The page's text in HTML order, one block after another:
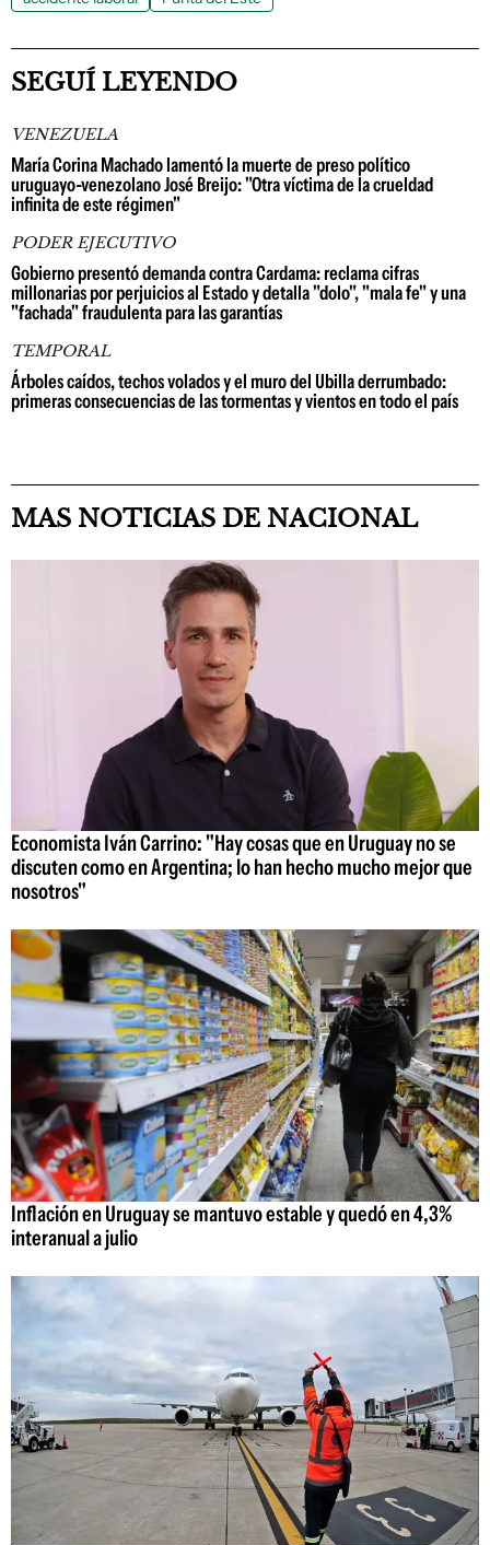
SEGUÍ LEYENDO
VENEZUELA
María Corina Machado lamentó la muerte de preso político
uruguayo-venezolano José Breijo: "Otra víctima de la crueldad
infinita de este régimen"
PODER EJECUTIVO
Gobierno presentó demanda contra Cardama: reclama cifras
millonarias por perjuicios al Estado y detalla "dolo", "mala fe" y una
"fachada" fraudulenta para las garantías
TEMPORAL
Árboles caídos, techos volados y el muro del Ubilla derrumbado:
primeras consecuencias de las tormentas y vientos en todo el país
MAS NOTICIAS DE NACIONAL
Economista Iván Carrino: "Hay cosas que en Uruguay no se
discuten como en Argentina; lo han hecho mucho mejor que
nosotros"
Inflación en Uruguay se mantuvo estable y quedó en 4,3%
interanual a julio